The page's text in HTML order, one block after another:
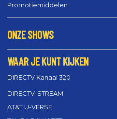
Promotiemiddelen
ONZE SHOWS
WAAR JE KUNT KIJKEN
DIRECTV Kanaal 320
DIRECTV-STREAM
AT&T U-VERSE